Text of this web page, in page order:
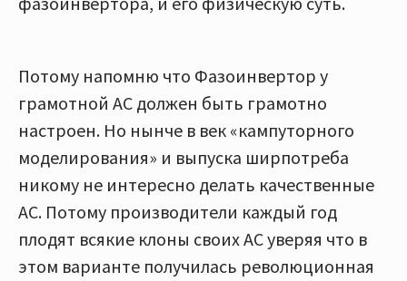
Потому напомню что Фазоинвертор у
грамотной АС должен быть грамотно
настроен. Но нынче в век «кампуторного
моделирования» и выпуска ширпотреба
никому не интересно делать качественные
АС. Потому производители каждый год
плодят всякие клоны своих АС уверяя что в
этом варианте получилась революционная